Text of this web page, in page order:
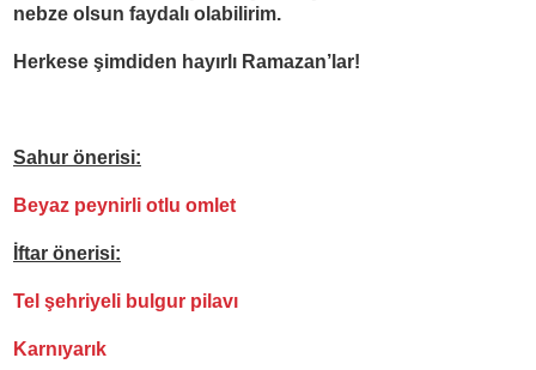
nebze olsun faydal ı olabilirim.
Herkese şimdiden hayırl ı Ramazan’lar!
Sahur önerisi:
Beyaz peynirli otlu omlet
ftar önerisi:
Tel şehriyeli bulgur pilavı
Karnıyarık